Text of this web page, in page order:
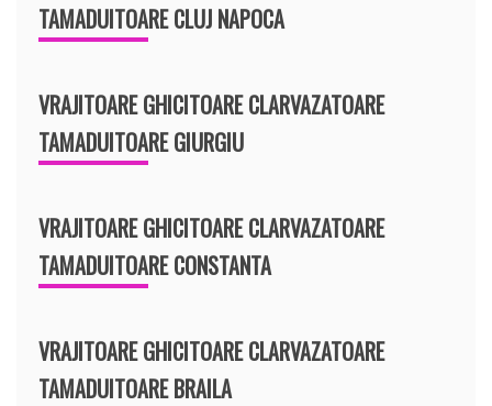
TAMADUITOARE CLUJ NAPOCA
VRAJITOARE GHICITOARE CLARVAZATOARE
TAMADUITOARE GIURGIU
VRAJITOARE GHICITOARE CLARVAZATOARE
TAMADUITOARE CONSTANTA
VRAJITOARE GHICITOARE CLARVAZATOARE
TAMADUITOARE BRAILA